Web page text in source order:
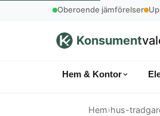
Oberoende jämförelser
Konsument
Hem & Kontor
Hem›hus-